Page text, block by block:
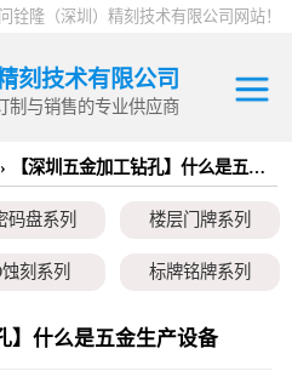
铨隆（深圳）精刻技术有限公司网站！
刻技术有限公司
制与销售的专业供应商
【深圳五金加工钻孔】什么是五金生产设备
码盘系列 楼层门牌系列
刻系列 标牌铭牌系列
具钢片系列 弹片系列
】什么是五金生产设备